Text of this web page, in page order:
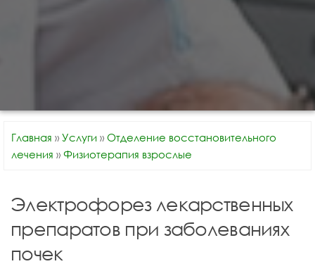
Главная » Услуги » Отделение восстановительного
лечения » Физиотерапия взрослые
Электрофорез лекарственных
препаратов при заболеваниях
почек